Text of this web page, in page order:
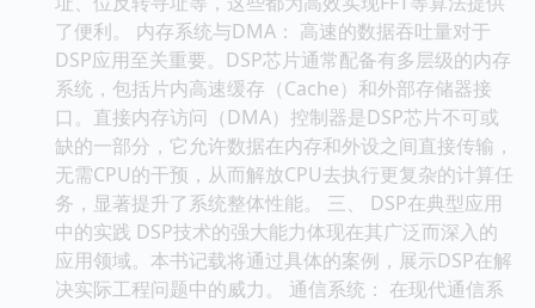
了便利。 内存系统与DMA： 高速的数据吞吐量对于
DSP应用至关重要。DSP芯片通常配备有多层级的内存
系统，包括片内高速缓存（Cache）和外部存储器接
口。直接内存访问（DMA）控制器是DSP芯片不可或
缺的一部分，它允许数据在内存和外设之间直接传输，
无需CPU的干预，从而解放CPU去执行更复杂的计算任
务，显著提升了系统整体性能。 三、 DSP在典型应用
中的实践 DSP技术的强大能力体现在其广泛而深入的
应用领域。本书记载将通过具体的案例，展示DSP在解
决实际工程问题中的威力。 通信系统： 在现代通信系